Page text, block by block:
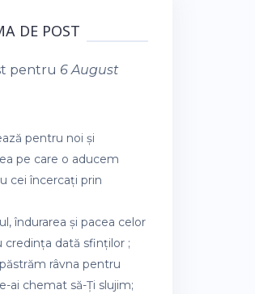
DE POST
pentru 6 August
pentru noi și
pe care o aducem
cei încercați prin
îndurarea și pacea celor
credința dată sfinților ;
râvna pentru
ai chemat să-Ți slujim;